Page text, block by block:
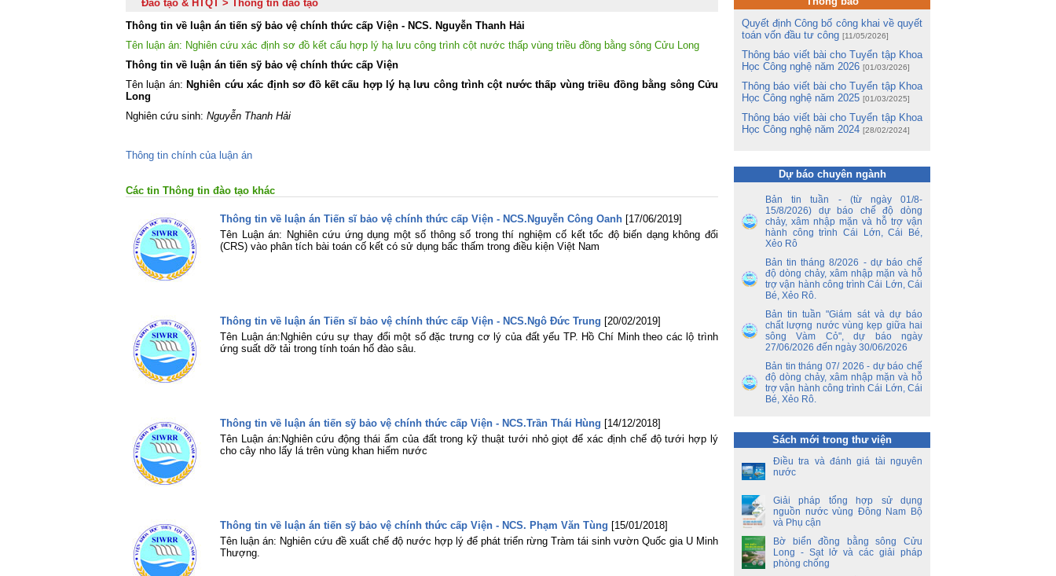
mừng kỷ niệm 96 năm Ngày truyền
Đảng bộ Viện Khoa học Thủy lợi miền
Thị Riêng
Chung một tấm lòng – Đồng hành cùng
gia đình anh Phan Văn Huyến vượt qua
khó khăn
Tuổi trẻ Viện Khoa học Thủy lợi miền
Nam thăm, tri ân các Mẹ Việt Nam Anh
hùng nhân dịp kỷ niệm 79 năm Ngày
động ứng phó thiên tai và bảo đảm an
ninh nguồn nước
Đào tạo & HTQT > Thông tin đào tạo
Thông tin về luận án tiến sỹ bảo vệ chính thức cấp Viện - NCS. Nguyễn Thanh Hải
Tên luận án: Nghiên cứu xác định sơ đồ kết cấu hợp lý hạ lưu công trình cột nước thấp vùng triều đồng bằng sông Cửu Long
Thông tin về luận án tiến sỹ bảo vệ chính thức cấp Viện
Tên luận án: Nghiên cứu xác định sơ đồ kết cấu hợp lý hạ lưu công trình cột nước thấp vùng triều đồng bằng sông Cửu
Long
Nghiên cứu sinh: Nguyễn Thanh Hải
Thông tin chính của luận án
Các tin Thông tin đào tạo khác
Thông tin về luận án Tiến sĩ bảo vệ chính thức cấp Viện - NCS.Nguyễn Công Oanh [17/06/2019]
Tên Luận án: Nghiên cứu ứng dụng một số thông số trong thí nghiệm cố kết tốc độ biến dạng không đổi
(CRS) vào phân tích bài toán cố kết có sử dụng bấc thấm trong điều kiện Việt Nam
Thông tin về luận án Tiến sĩ bảo vệ chính thức cấp Viện - NCS.Ngô Đức Trung [20/02/2019]
Tên Luận án:Nghiên cứu sự thay đổi một số đặc trưng cơ lý của đất yếu TP. Hồ Chí Minh theo các lộ trình
ứng suất dỡ tải trong tính toán hố đào sâu.
Thông tin về luận án tiến sỹ bảo vệ chính thức cấp Viện - NCS.Trần Thái Hùng [14/12/2018]
Tên Luận án:Nghiên cứu động thái ẩm của đất trong kỹ thuật tưới nhỏ giọt để xác định chế độ tưới hợp lý
cho cây nho lấy lá trên vùng khan hiếm nước
Thông tin về luận án tiến sỹ bảo vệ chính thức cấp Viện - NCS. Phạm Văn Tùng [15/01/2018]
Tên luận án: Nghiên cứu đề xuất chế độ nước hợp lý để phát triển rừng Tràm tái sinh vườn Quốc gia U Minh
Thượng.
Quyết định Công bố công khai về quyết
toán vốn đầu tư công [11/05/2026]
Thông báo viết bài cho Tuyển tập Khoa
Học Công nghệ năm 2026 [01/03/2026]
Thông báo viết bài cho Tuyển tập Khoa
Học Công nghệ năm 2025 [01/03/2025]
Thông báo viết bài cho Tuyển tập Khoa
Học Công nghệ năm 2024 [28/02/2024]
Dự báo chuyên ngành
Bản tin tuần - (từ ngày 01/8-
15/8/2026) dự báo chế độ dòng
chảy, xâm nhập mặn và hỗ trợ vận
hành công trình Cái Lớn, Cái Bé,
Xẻo Rô
Bản tin tháng 8/2026 - dự báo chế
độ dòng chảy, xâm nhập mặn và hỗ
trợ vận hành công trình Cái Lớn, Cái
Bé, Xẻo Rô.
Bản tin tuần "Giám sát và dự báo
chất lượng nước vùng kẹp giữa hai
sông Vàm Cỏ", dự báo ngày
27/06/2026 đến ngày 30/06/2026
Bản tin tháng 07/ 2026 - dự báo chế
độ dòng chảy, xâm nhập mặn và hỗ
trợ vận hành công trình Cái Lớn, Cái
Bé, Xẻo Rô.
Sách mới trong thư viện
Điều tra và đánh giá tài nguyên
nước
Giải pháp tổng hợp sử dụng
nguồn nước vùng Đông Nam Bộ
và Phụ cận
Bờ biển đồng bằng sông Cửu
Long - Sạt lở và các giải pháp
phòng chống